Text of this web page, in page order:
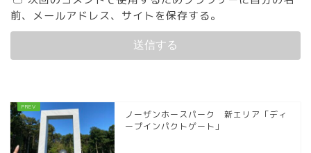
前、メールアドレス、サイトを保存する。
ノーザンホースパーク 新エリア「ディ
ープインパクトゲート」